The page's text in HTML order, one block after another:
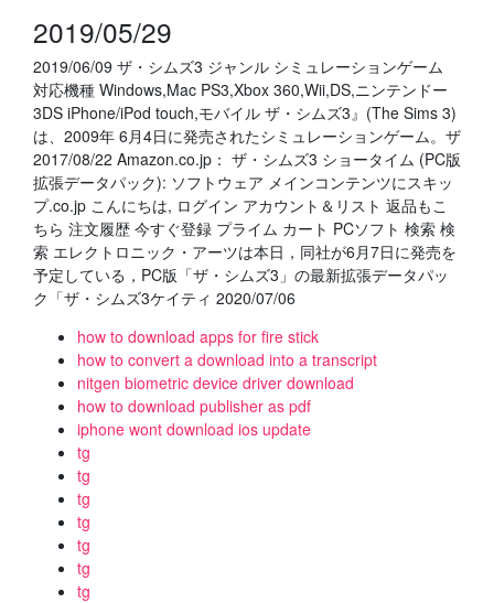
2019/05/29
2019/06/09 ザ・シムズ3 ジャンル シミュレーションゲーム
対応機種 Windows,Mac PS3,Xbox 360,Wii,DS,ニンテンドー
3DS iPhone/iPod touch,モバイル ザ・シムズ3』(The Sims 3)
は、2009年 6月4日に発売されたシミュレーションゲーム。ザ
2017/08/22 Amazon.co.jp： ザ・シムズ3 ショータイム (PC版
拡張データパック): ソフトウェア メインコンテンツにスキッ
プ.co.jp こんにちは, ログイン アカウント＆リスト 返品もこ
ちら 注文履歴 今すぐ登録 プライム カート PCソフト 検索 検
索 エレクトロニック・アーツは本日，同社が6月7日に発売を
予定している，PC版「ザ・シムズ3」の最新拡張データパッ
ク「ザ・シムズ3ケイティ 2020/07/06
how to download apps for fire stick
how to convert a download into a transcript
nitgen biometric device driver download
how to download publisher as pdf
iphone wont download ios update
tg
tg
tg
tg
tg
tg
tg